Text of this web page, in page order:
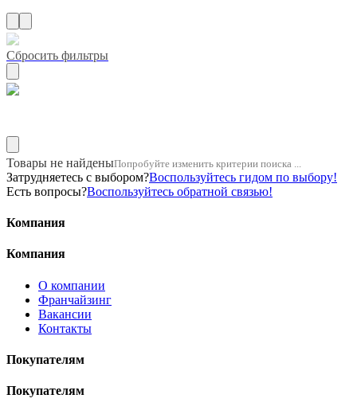
Сбросить фильтры
Товары не найденыПопробуйте изменить критерии поиска ...
Затрудняетесь с выбором?Воспользуйтесь гидом по выбору!
Есть вопросы?Воспользуйтесь обратной связью!
Компания
Компания
О компании
Франчайзинг
Вакансии
Контакты
Покупателям
Покупателям